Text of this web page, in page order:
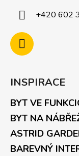
+420 602
INSPIRACE
BYT VE
BYT NA
ASTRID
BAREVNÝ